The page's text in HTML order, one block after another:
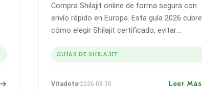
Compra Shilajit online de forma segura con
envío rápido en Europa. Esta guía 2026 cubre
cómo elegir Shilajit certificado, evitar
GUÍAS DE SHILAJIT
Vitadote 2026-08-30 Leer Más